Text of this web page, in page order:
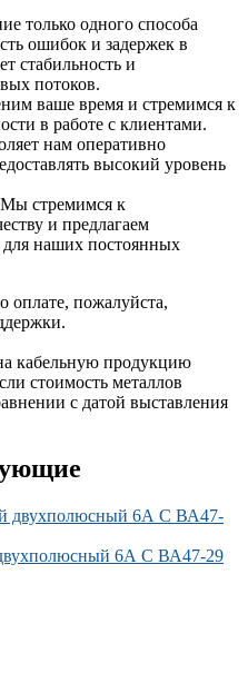
только одного способа
ошибок и задержек в
стабильность и
потоков.
ваше время и стремимся к
в работе с клиентами.
нам оперативно
высокий уровень
стремимся к
и предлагаем
наших постоянных
оплате, пожалуйста,
кабельную продукцию
стоимость металлов
с датой выставления
6А С ВА47-29